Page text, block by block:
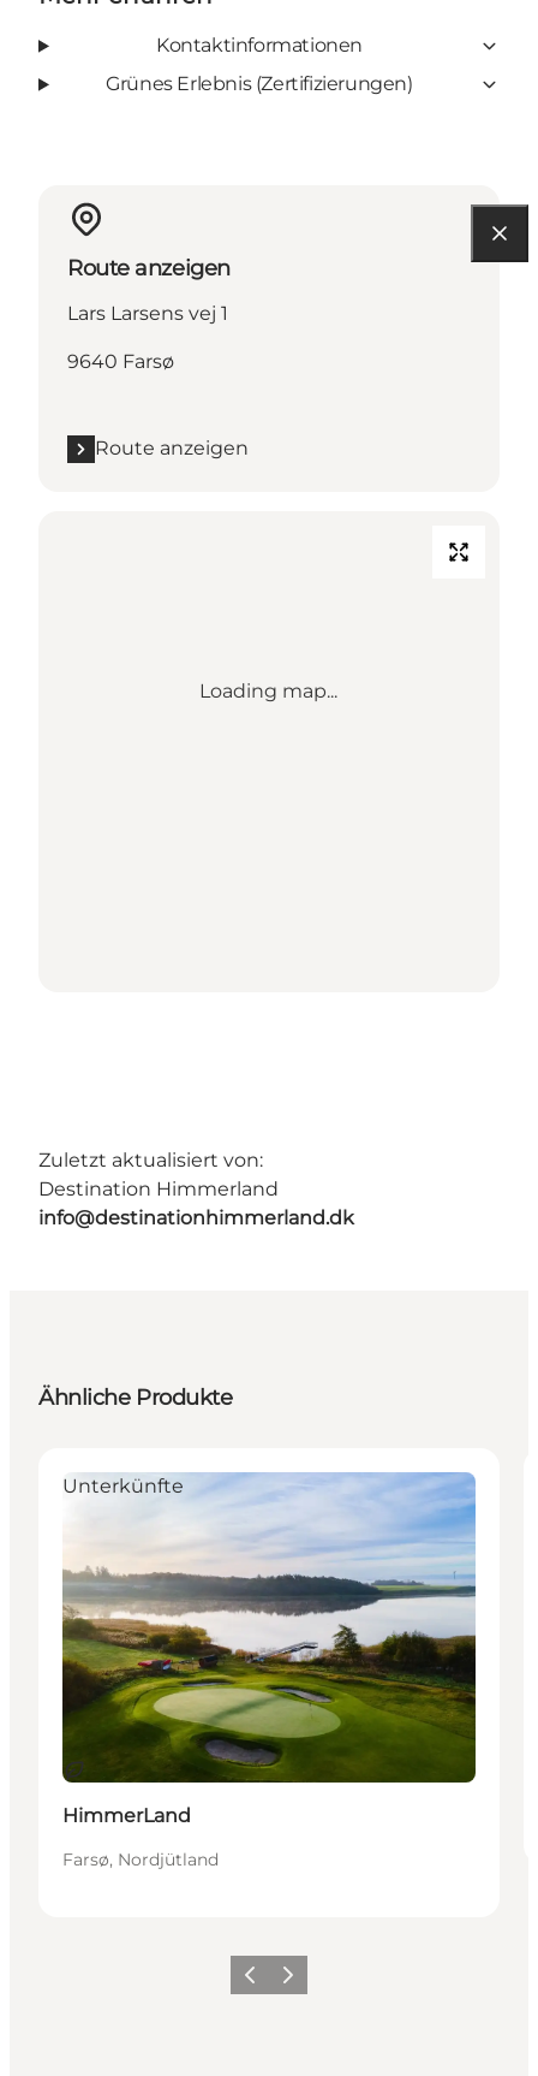
Kontaktinformationen
Grünes Erlebnis (Zertifizierungen)
Route anzeigen
Lars Larsens vej 1
9640 Farsø
Route anzeigen
Loading map...
Zuletzt aktualisiert von:
Destination Himmerland
info@destinationhimmerland.dk
Ähnliche Produkte
Nachhaltig
Unterkünfte
HimmerLand
Farsø, Nordjütland
ZurückWeiter